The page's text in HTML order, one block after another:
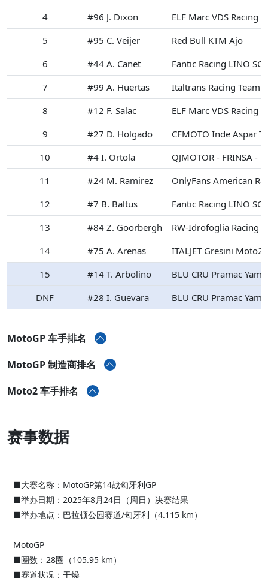
4
#96 J. Dixon
ELF Marc VDS Racing
5
#95 C. Veijer
Red Bull KTM Ajo
6
#44 A. Canet
Fantic Racing LINO
7
#99 A. Huertas
Italtrans Racing Team
8
#12 F. Salac
ELF Marc VDS Racing
9
#27 D. Holgado
CFMOTO Inde Aspar
10
#4 I. Ortola
QJMOTOR - FRINSA -
11
#24 M. Ramirez
OnlyFans American
12
#7 B. Baltus
Fantic Racing LINO
13
#84 Z. Goorbergh
RW-Idrofoglia Racing
14
#75 A. Arenas
ITALJET Gresini Moto2
15
#14 T. Arbolino
BLU CRU Pramac
DNF
#28 I. Guevara BLU CRU Pramac
MotoGP 车手排名
MotoGP 制造商排名
Moto2 车手排名
赛事数据
■大赛名称：MotoGP第14战匈牙利GP
■举办日期：2025年8月24日（周日）决赛结果
■举办地点：巴拉顿公园赛道/匈牙利（4.115 km）
MotoGP
■圈数：28圈（105.95 km）
■赛道状况：干燥